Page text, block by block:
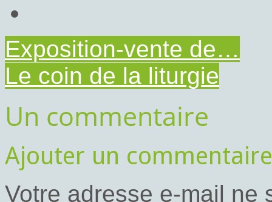
Exposition-vente de…
Le coin de la liturgie
Un commentaire
Ajouter un commentaire
Votre adresse e-mail ne